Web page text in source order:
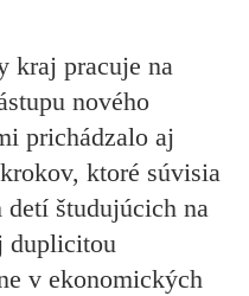
kraj pracuje na
nového
prichádzalo aj
ktoré súvisia
detí študujúcich na
duplicitou
v ekonomických